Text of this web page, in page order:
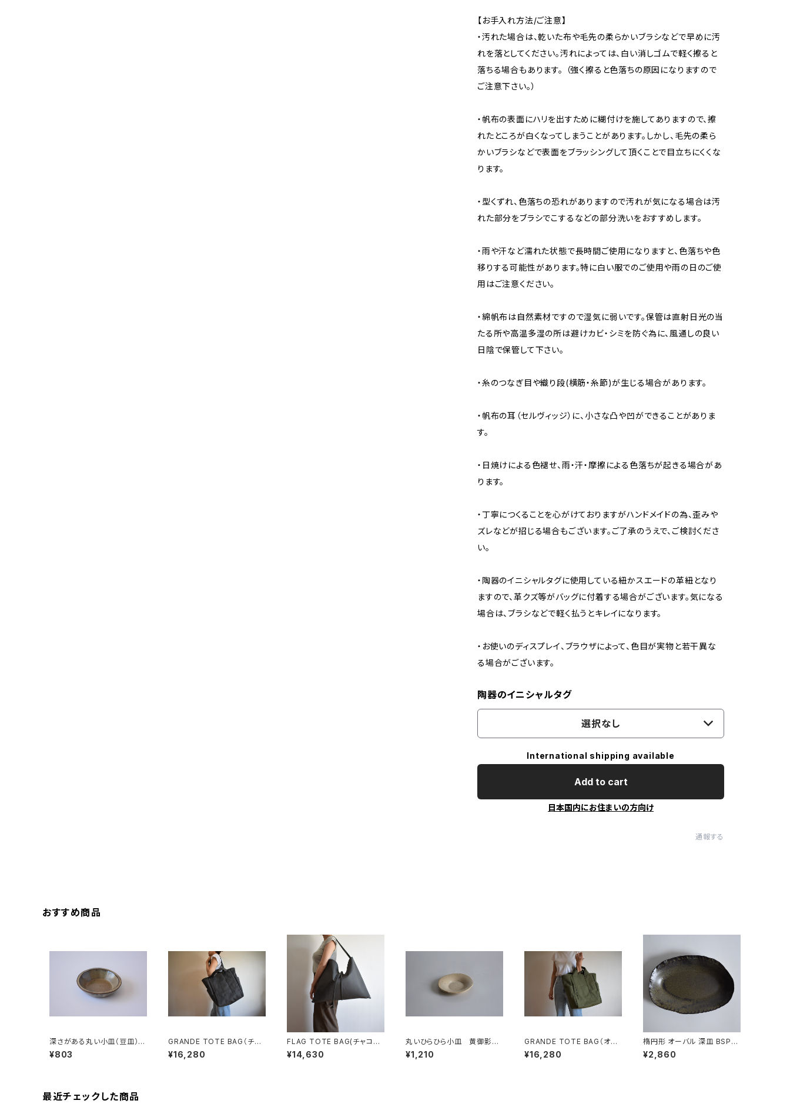
【お手入れ方法/ご注意】
・汚れた場合は、乾いた布や毛先の柔らかいブラシなどで早めに汚
れを落としてください。汚れによっては、白い消しゴムで軽く擦ると
落ちる場合もあります。 （強く擦ると色落ちの原因になりますので
ご注意下さい。）
・帆布の表面にハリを出すために糊付けを施してありますので、擦
れたところが白くなってしまうことがあります。しかし、毛先の柔ら
かいブラシなどで表面をブラッシングして頂くことで目立ちにくくな
ります。
・型くずれ、色落ちの恐れがありますので汚れが気になる場合は汚
れた部分をブラシでこするなどの部分洗いをおすすめします。
・雨や汗など濡れた状態で長時間ご使用になりますと、色落ちや色
移りする可能性があります。特に白い服でのご使用や雨の日のご使
用はご注意ください。
・綿帆布は自然素材ですので湿気に弱いです。保管は直射日光の当
たる所や高温多湿の所は避けカビ・シミを防ぐ為に、風通しの良い
日陰で保管して下さい。
・糸のつなぎ目や織り段(横筋・糸節)が生じる場合があります。
・帆布の耳（セルヴィッジ）に、小さな凸や凹ができることがありま
す。
・日焼けによる色褪せ、雨・汗・摩擦による色落ちが起きる場合があ
ります。
・丁寧につくることを心がけておりますがハンドメイドの為、歪みや
ズレなどが招じる場合もございます。ご了承のうえで、ご検討くださ
い。
・陶器のイニシャルタグに使用している紐かスエードの革紐となり
ますので、革クズ等がバッグに付着する場合がございます。気になる
場合は、ブラシなどで軽く払うとキレイになります。
・お使いのディスプレイ、ブラウザによって、色目が実物と若干異な
る場合がございます。
陶器のイニシャルタグ
選択なし
International shipping available
Add to cart
日本国内にお住まいの方向け
通報する
おすすめ商品
深さがある丸い小皿（豆皿）赤
土×白鼠結晶釉
¥803
GRANDE TOTE BAG（チャ
コール/グレー）
¥16,280
FLAG TOTE BAG(チャコー
ル/グレー)
¥14,630
丸いひらひら小皿 黄御影土
×白失透釉
¥1,210
GRANDE TOTE BAG（オリ
ーブ/カーキ）
¥16,280
楕円形 オーバル 深皿 BSP10
4
¥2,860
最近チェックした商品